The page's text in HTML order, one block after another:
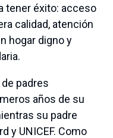
tener éxito: acceso
calidad, atención
hogar digno y
padres
años de su
su padre
y UNICEF. Como